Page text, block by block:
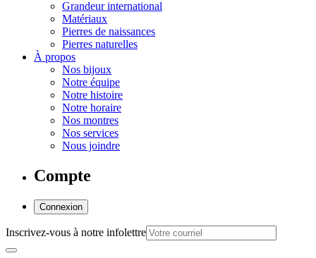
Grandeur international
Matériaux
Pierres de naissances
Pierres naturelles
À propos
Nos bijoux
Notre équipe
Notre histoire
Notre horaire
Nos montres
Nos services
Nous joindre
Compte
Connexion
Inscrivez-vous à notre infolettre